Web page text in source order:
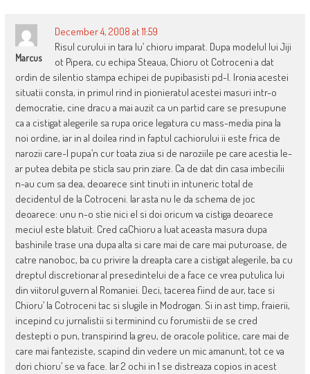
Marcus
December 4, 2008 at 11:59
Risul curului in tara lu’ chioru imparat. Dupa modelul lui Jiji
ot Pipera, cu echipa Steaua, Chioru ot Cotroceni a dat
ordin de silentio stampa echipei de pupibasisti pd-l. Ironia acestei
situatii consta, in primul rind in pionieratul acestei masuri intr-o
democratie, cine dracu a mai auzit ca un partid care se presupune
ca a cistigat alegerile sa rupa orice legatura cu mass-media pina la
noi ordine, iar in al doilea rind in faptul cachiorului ii este frica de
narozii care-l pupa’n cur toata ziua si de naroziile pe care acestia le-
ar putea debita pe sticla sau prin ziare. Ca de dat din casa imbecilii
n-au cum sa dea, deoarece sint tinuti in intuneric total de
decidentul de la Cotroceni. Iar asta nu le da schema de joc
deoarece: unu n-o stie nici el si doi oricum va cistiga deoarece
meciul este blatuit. Cred caChioru a luat aceasta masura dupa
bashinile trase una dupa alta si care mai de care mai puturoase, de
catre nanoboc, ba cu privire la dreapta care a cistigat alegerile, ba cu
dreptul discretionar al presedintelui de a face ce vrea putulica lui
din viitorul guvern al Romaniei. Deci, tacerea fiind de aur, tace si
Chioru’ la Cotroceni tac si slugile in Modrogan. Si in ast timp, fraierii,
incepind cu jurnalistii si terminind cu forumistii de se cred
destepti o pun, transpirind la greu, de oracole politice, care mai de
care mai fanteziste, scapind din vedere un mic amanunt, tot ce va
dori chioru’ se va face. Iar 2 ochi in 1 se distreaza copios in acest